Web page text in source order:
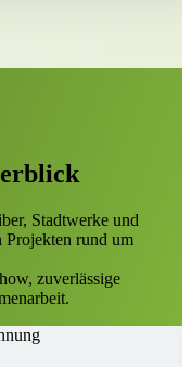
Stadtwerke und
Projekten rund um
zuverlässige